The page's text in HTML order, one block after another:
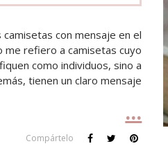
camisetas con mensaje en el
me refiero a camisetas cuyo
como individuos, sino a
tienen un claro mensaje
Compártelo